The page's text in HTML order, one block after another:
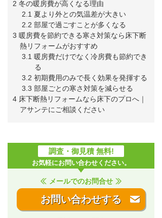
2 冬の暖房費が高くなる理由
2.1 夏より外との気温差が大きい
2.2 部屋で過ごすことが多くなる
3 暖房費を節約できる寒さ対策なら床下断
熱リフォームがおすすめ
3.1 暖房費だけでなく冷房費も節約でき
る
3.2 初期費用のみで長く効果を発揮する
3.3 部屋ごとの寒さ対策を減らせる
4 床下断熱リフォームなら床下のプロへ｜
アサンテにご相談ください
調査・御見積 無料!
お気軽にお問い合わせください。
メールでのお問合せ
お問い合わせする